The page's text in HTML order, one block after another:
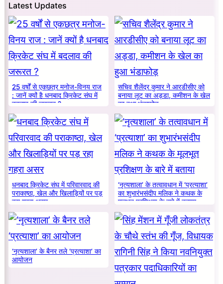
Latest Updates
25 वर्षों से एकछत्र मनोज-विनय राज
: जानें क्यों है धनबाद क्रिकेट संघ में
बदलाव की जरूरत ?
सचिव शैलेंद्र कुमार ने आरडीसीए को
बनाया लूट का अड्डा, कमीशन के खेल
का हुआ भंडाफोड़
धनबाद क्रिकेट संघ में परिवारवाद की
पराकाष्ठा, खेल और खिलाड़ियों पर पड़
रहा गहरा असर
‘नृत्यशाला’ के तत्वावधान में ‘प्रत्याशा’
का शुभारंभसंदीप मलिक ने कथक के
मूलभूत प्रशिक्षण के बारे में बताया
‘नृत्यशाला’ के बैनर तले ‘प्रत्याशा’ का
आयोजन